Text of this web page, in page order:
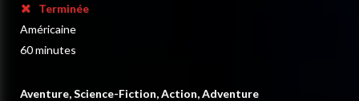
Terminée
Américaine
60 minutes
Aventure, Science-Fiction, Action, Adventure